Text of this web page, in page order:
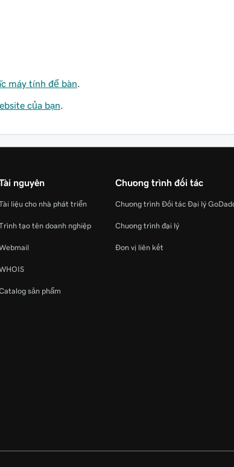
máy tính để bàn
của bạn
nguyên
liệu cho nhà phát triển
tạo tên doanh nghiệp
sản phẩm
Chương trình đối tác
Chương trình Đối tác Đại lý
Chương trình đại lý
Đơn vị liên kết